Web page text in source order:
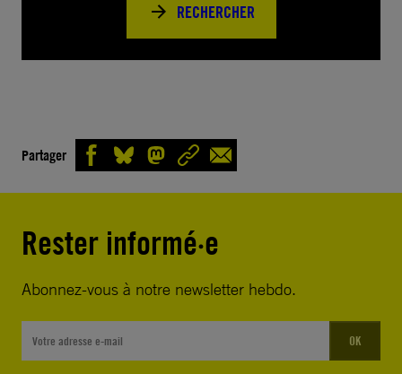
RECHERCHER
Partager
Rester informé·e
Abonnez-vous à notre newsletter hebdo.
OK